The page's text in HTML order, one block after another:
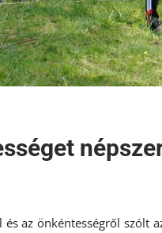
és az önkéntességről szólt